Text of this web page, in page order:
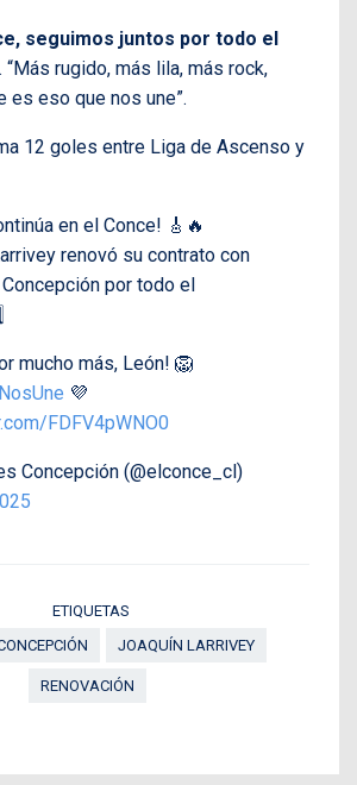
seguimos juntos por todo el
“Más rugido, más lila, más rock,
es eso que nos une”.
12 goles entre Liga de Ascenso y
en el Conce! 🎸🔥
renovó su contrato con
por todo el
mucho más, León! 🦁
💜
FDFV4pWNO0
Concepción (@elconce_cl)
ETIQUETAS
JOAQUÍN LARRIVEY
RENOVACIÓN